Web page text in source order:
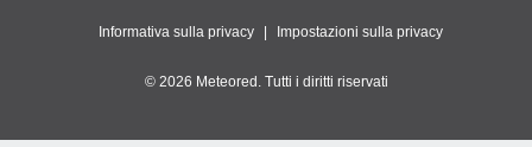
Informativa sulla privacy Impostazioni sulla privacy
© 2026 Meteored. Tutti i diritti riservati